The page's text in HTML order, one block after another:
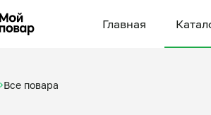
Главная
Все повара